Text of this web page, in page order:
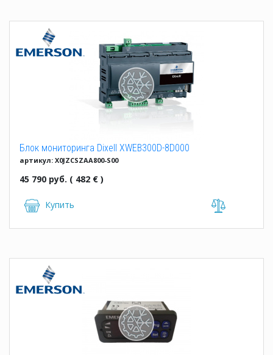
Блок мониторинга Dixell XWEB300D-8D000
артикул: X0JZCSZAA800-S00
45 790 руб. ( 482 € )
Купить